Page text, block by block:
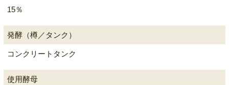
15％
発酵（樽／タンク）
コンクリートタンク
使用酵母